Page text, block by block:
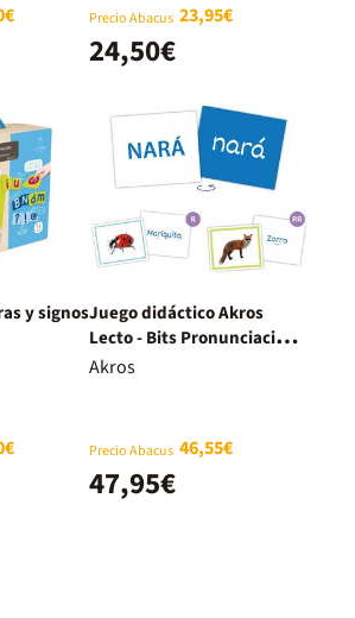
Precio Abacus 23,95€
24,50€
y signosJuego didáctico Akros
Lecto - Bits Pronunciación
R -RR
Akros
Precio Abacus 46,55€
47,95€